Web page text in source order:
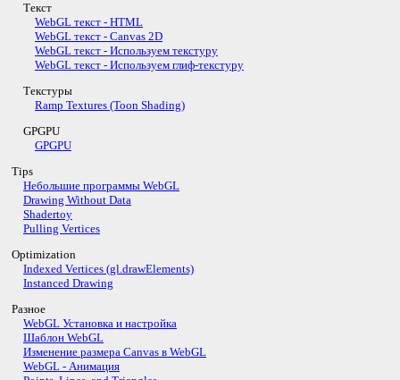
Текст
WebGL текст - HTML
WebGL текст - Canvas 2D
WebGL текст - Используем текстуру
WebGL текст - Используем глиф-текстуру
Текстуры
Ramp Textures (Toon Shading)
GPGPU
GPGPU
Tips
Небольшие программы WebGL
Drawing Without Data
Shadertoy
Pulling Vertices
Optimization
Indexed Vertices (gl.drawElements)
Instanced Drawing
Разное
WebGL Установка и настройка
Шаблон WebGL
Изменение размера Canvas в WebGL
WebGL - Анимация